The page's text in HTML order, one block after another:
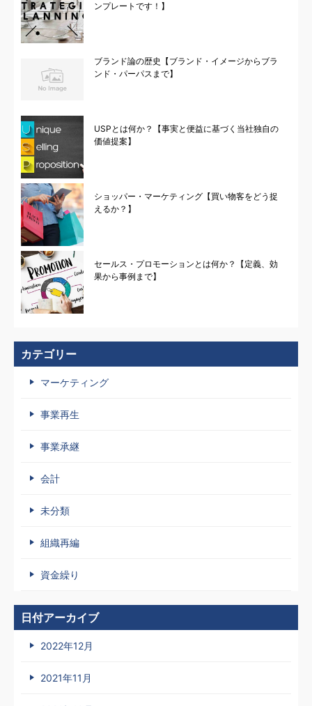
ンプレートです！】
ブランド論の歴史【ブランド・イメージからブラ
ンド・パーパスまで】
USPとは何か？【事実と便益に基づく当社独自の
価値提案】
ショッパー・マーケティング【買い物客をどう捉
えるか？】
セールス・プロモーションとは何か？【定義、効
果から事例まで】
カテゴリー
マーケティング
事業再生
事業承継
会計
未分類
組織再編
資金繰り
日付アーカイブ
2022年12月
2021年11月